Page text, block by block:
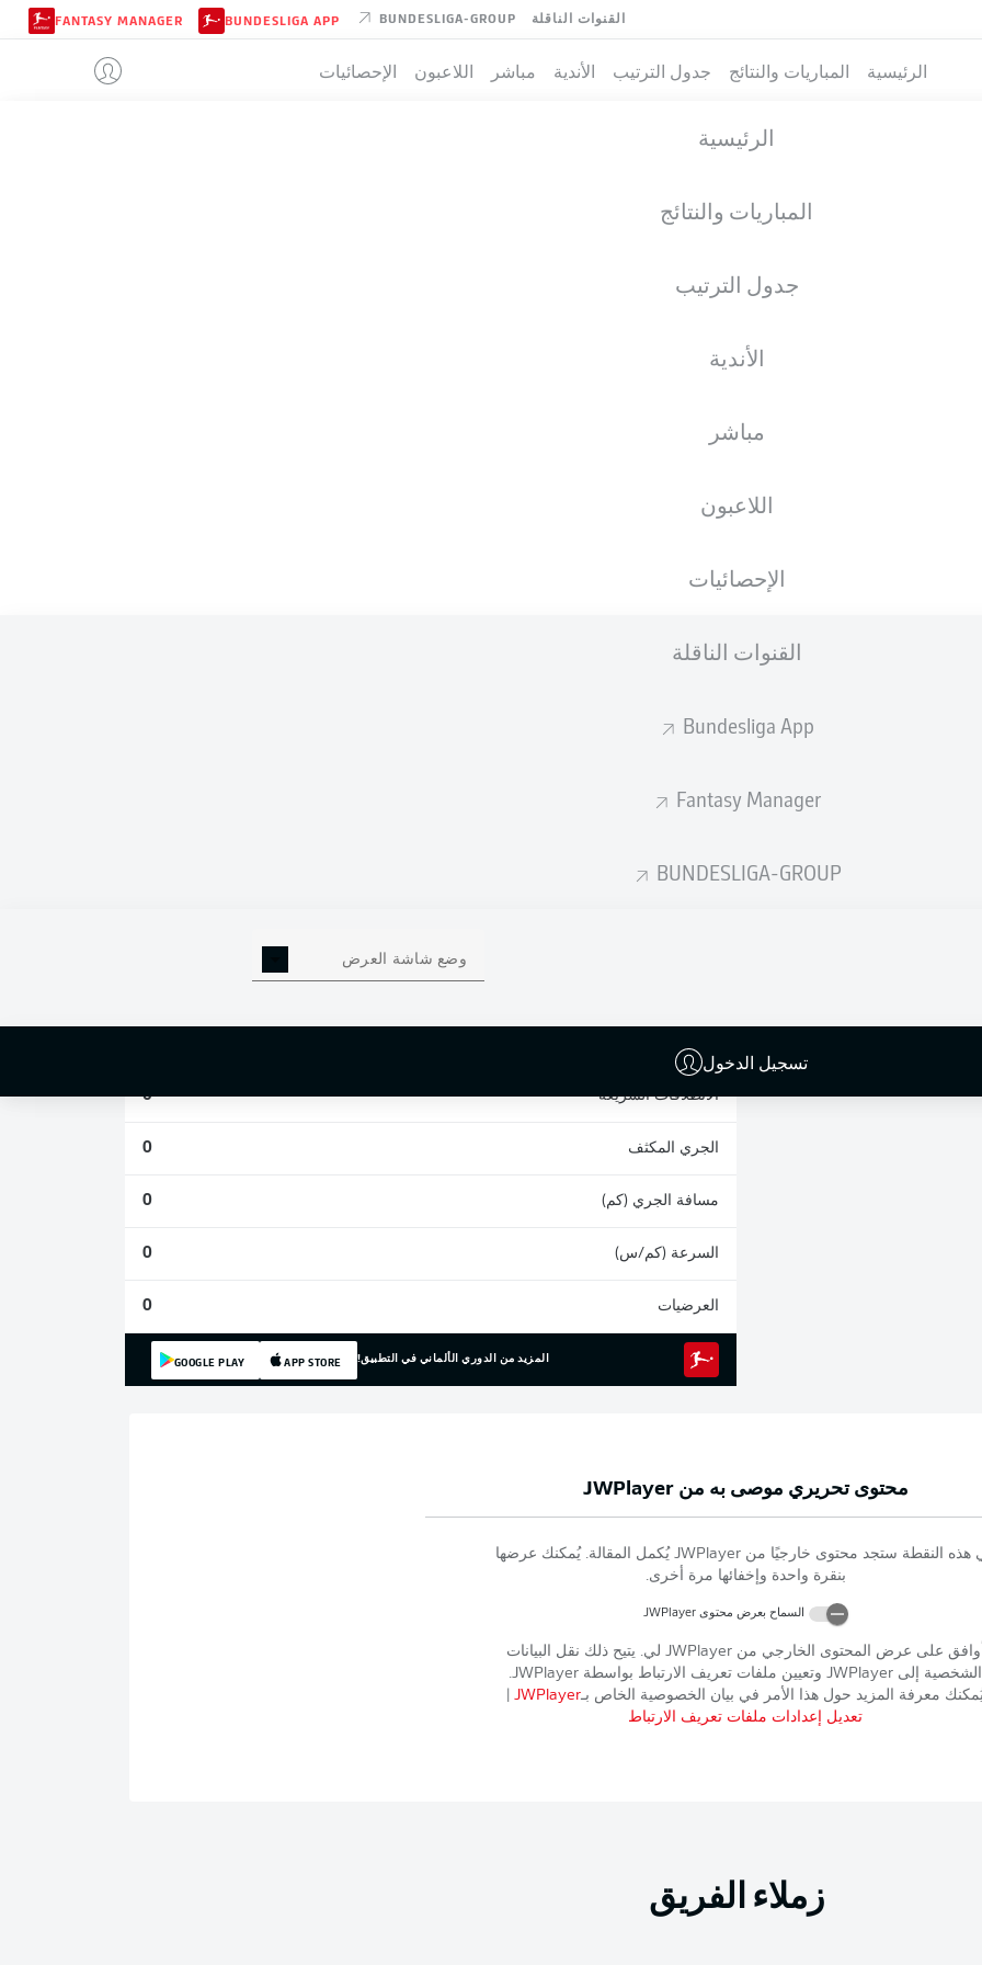
القنوات الناقلة BUNDESLIGA-GROUP
BUNDESLIGA APP
FANTASY MANAGER
الرئيسية المباريات والنتائج جدول الترتيب الأندية مباشر اللاعبون الإحصائيات
الرئيسية
المباريات والنتائج
جدول الترتيب
الأندية
مباشر
اللاعبون
الإحصائيات
القنوات الناقلة
Bundesliga App
Fantasy Manager
BUNDESLIGA-GROUP
وضع شاشة العرض
تسجيل الدخول
13.02.2005
إحصائيات موسم 2026/2027
الانطلاقات السريعة 0
الجري المكثف 0
مسافة الجري (كم) 0
السرعة (كم/س) 0
العرضيات 0
المزيد من الدوري الألماني في التطبيق! APP STORE
GOOGLE PLAY
محتوى تحريري موصى به منJWPlayer
هذه النقطة ستجد محتوى خارجيًا منJWPlayer يُكمل المقالة. يُمكنك عرضها
بنقرة واحدة وإخفائها مرة أخرى.
السماح بعرض محتوىJWPlayer
على عرض المحتوى الخارجي منJWPlayer لي. يتيح ذلك نقل البيانات
الشخصية إلى JWPlayer وتعيين ملفات تعريف الارتباط بواسطة JWPlayer
.
معرفة المزيد حول هذا الأمر في بيان الخصوصية الخاص بـJWPlayer
تعديل إعدادات ملفات تعريف الارتباط
زملاء الفريق